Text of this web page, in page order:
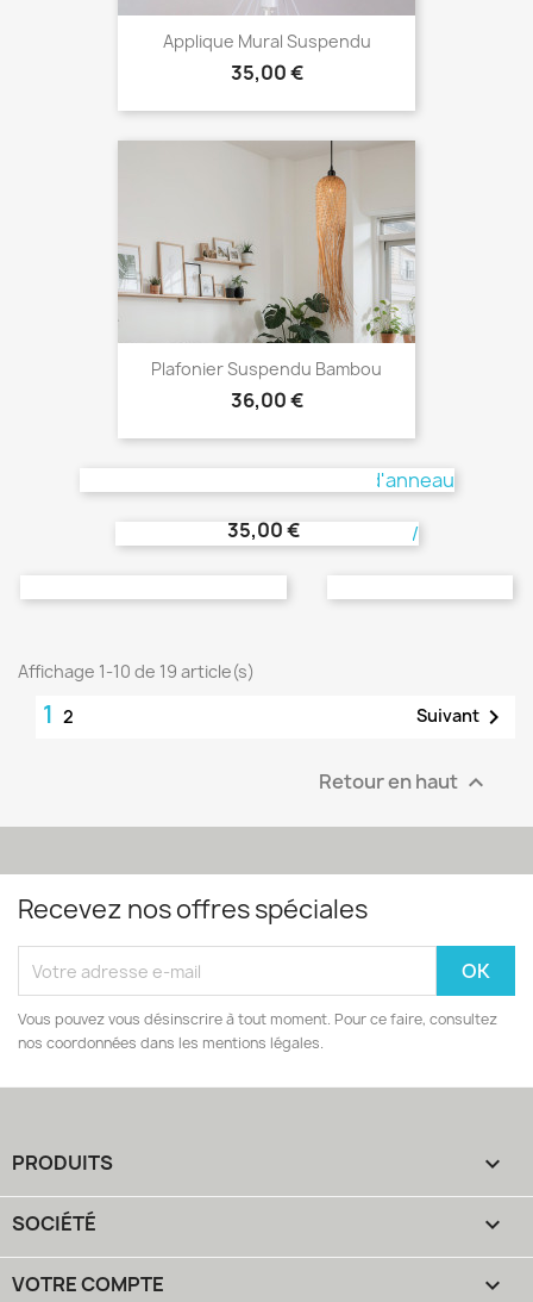
Applique Mural Suspendu
Prix
35,00 €
Plafonier Suspendu Bambou
Prix
36,00 €
Produit Unique ! Ampoule Led
GÉANTE E27 - 20W
Prix
35,00 €
Lampe Suspendue Plafonier Suspendu
Affichage 1-10 de 19 article(s)
1 2 Suivant 
Retour en haut 
Recevez nos offres spéciales
Vous pouvez vous désinscrire à tout moment. Pour ce faire, consultez
nos coordonnées dans les mentions légales.
PRODUITS 
SOCIÉTÉ 
VOTRE COMPTE 